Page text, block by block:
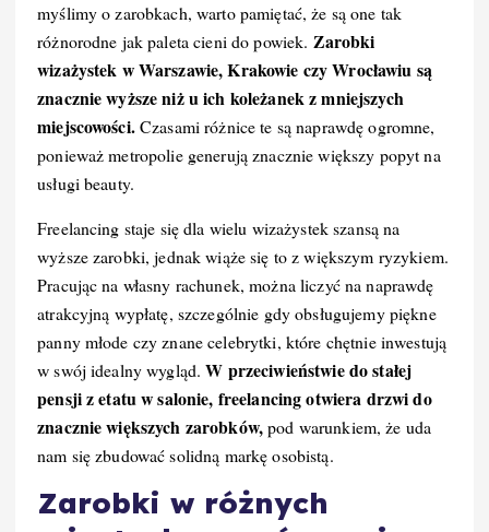
myślimy o zarobkach, warto pamiętać, że są one tak
różnorodne jak paleta cieni do powiek. Zarobki
wizażystek w Warszawie, Krakowie czy Wrocławiu są
znacznie wyższe niż u ich koleżanek z mniejszych
miejscowości.Czasami różnice te są naprawdę ogromne,
ponieważ metropolie generują znacznie większy popyt na
usługi beauty.
Freelancing staje się dla wielu wizażystek szansą na
wyższe zarobki, jednak wiąże się to z większym ryzykiem.
Pracując na własny rachunek, można liczyć na naprawdę
atrakcyjną wypłatę, szczególnie gdy obsługujemy piękne
panny młode czy znane celebrytki, które chętnie inwestują
w swój idealny wygląd.W przeciwieństwie do stałej
pensji z etatu w salonie, freelancing otwiera drzwi do
znacznie większych zarobków,pod warunkiem, że uda
nam się zbudować solidną markę osobistą.
Zarobki w różnych